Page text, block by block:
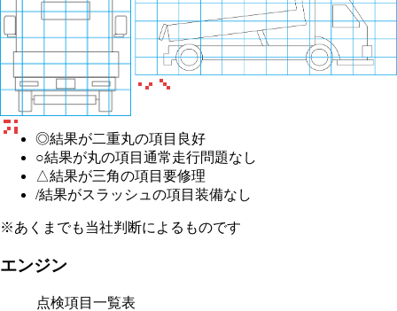
◎結果が二重丸の項目 良好
○結果が丸の項目 通常走行問題なし
△結果が三角の項目 要修理
/結果がスラッシュの項目 装備なし
※あくまでも当社判断によるものです
エンジン
点検項目一覧表